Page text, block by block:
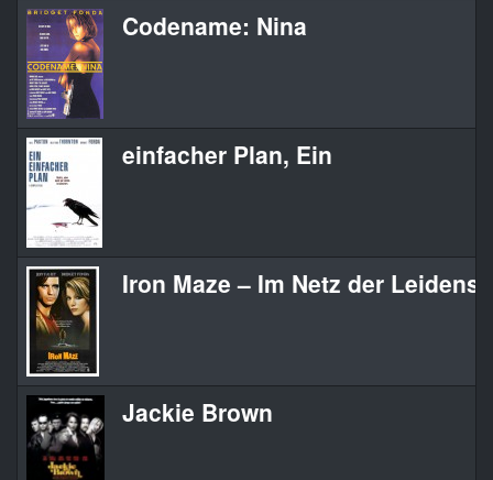
Codename: Nina
einfacher Plan, Ein
Iron Maze – Im Netz der
Jackie Brown